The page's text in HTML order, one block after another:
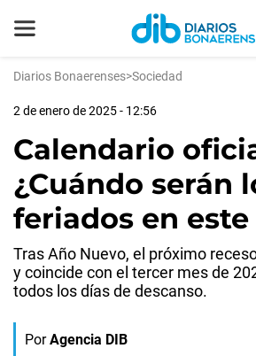
Diarios Bonaerenses>Sociedad
2 de enero de 2025 - 12:56
Calendario
¿Cuándo serán
feriados en este
Tras Año Nuevo, el próximo
y coincide con el tercer mes de
todos los días de descanso.
Por Agencia DIB